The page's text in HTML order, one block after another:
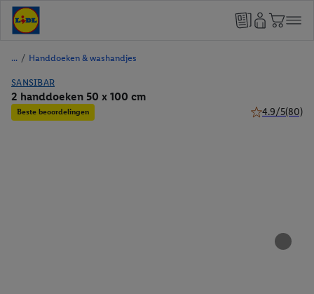
/ Handdoeken & washandjes
SANSIBAR
2 handdoeken 50 x 100 cm
Beste beoordelingen 4.9/5(80)